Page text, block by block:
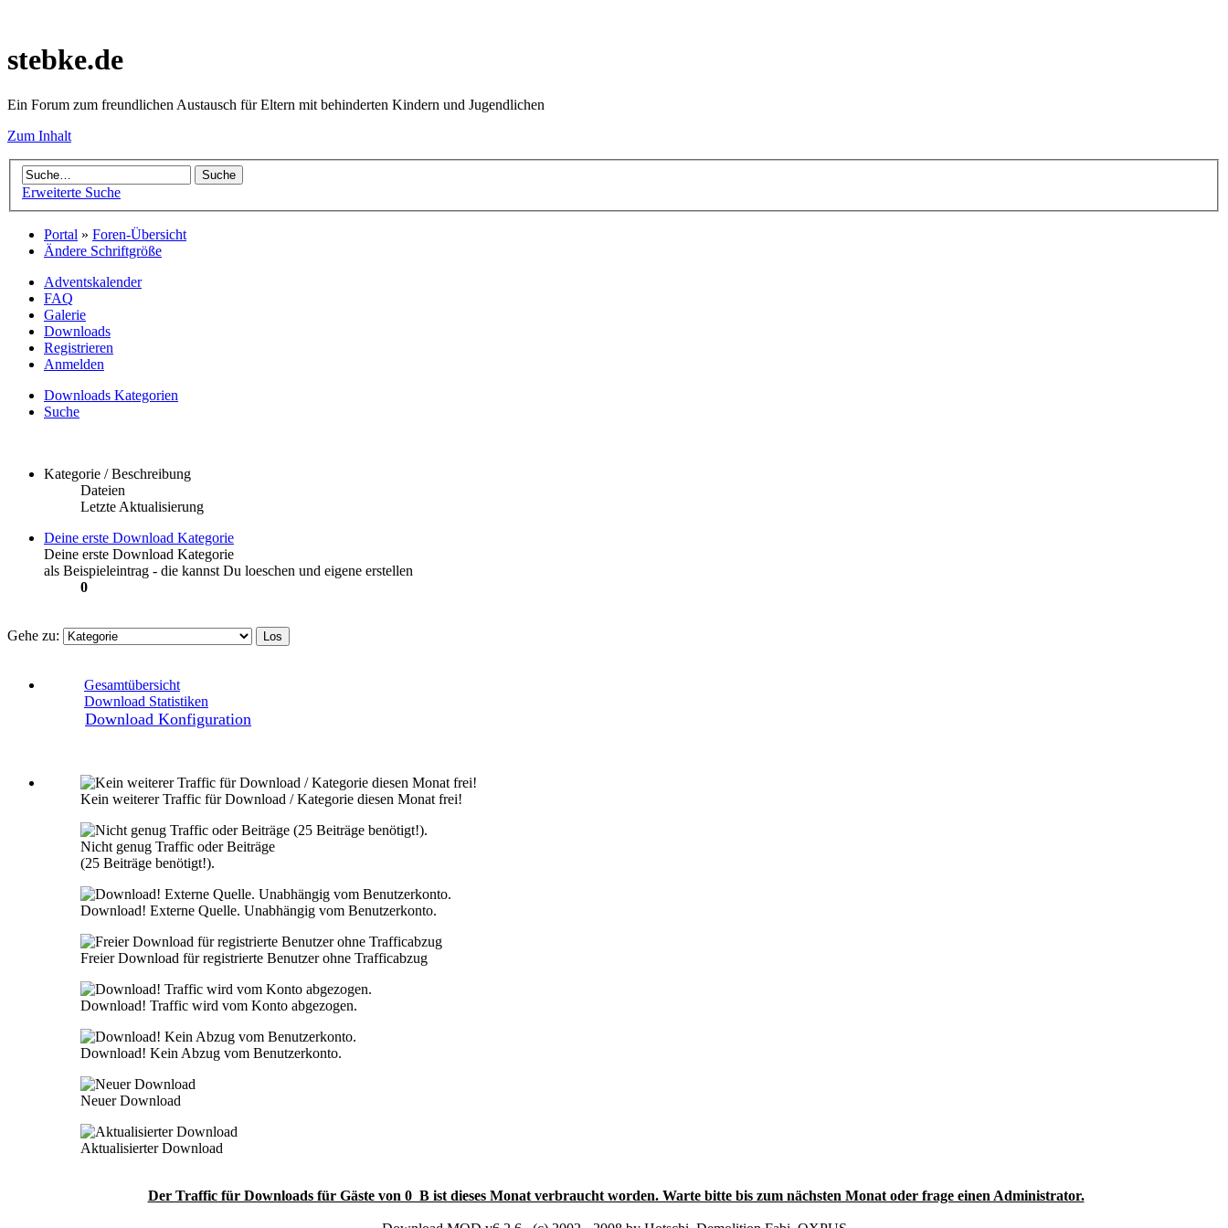
stebke.de
Ein Forum zum freundlichen Austausch für Eltern mit behinderten Kindern und Jugendlichen
Zum Inhalt
Erweiterte Suche
Portal » Foren-Übersicht
Ändere Schriftgröße
Adventskalender
FAQ
Galerie
Downloads
Registrieren
Anmelden
Downloads Kategorien
Suche
Kategorie / Beschreibung
Dateien
Letzte Aktualisierung
Deine erste Download Kategorie
Deine erste Download Kategorie
als Beispieleintrag - die kannst Du loeschen und eigene erstellen
0
Gehe zu:
Gesamtübersicht
Download Statistiken
Download Konfiguration
Kein weiterer Traffic für Download / Kategorie diesen Monat frei!
Nicht genug Traffic oder Beiträge
(25 Beiträge benötigt!).
Download! Externe Quelle. Unabhängig vom Benutzerkonto.
Freier Download für registrierte Benutzer ohne Trafficabzug
Download! Traffic wird vom Konto abgezogen.
Download! Kein Abzug vom Benutzerkonto.
Neuer Download
Aktualisierter Download
Der Traffic für Downloads für Gäste von 0 B ist dieses Monat verbraucht worden. Warte bitte bis zum nächsten Monat oder frage einen Administrator.